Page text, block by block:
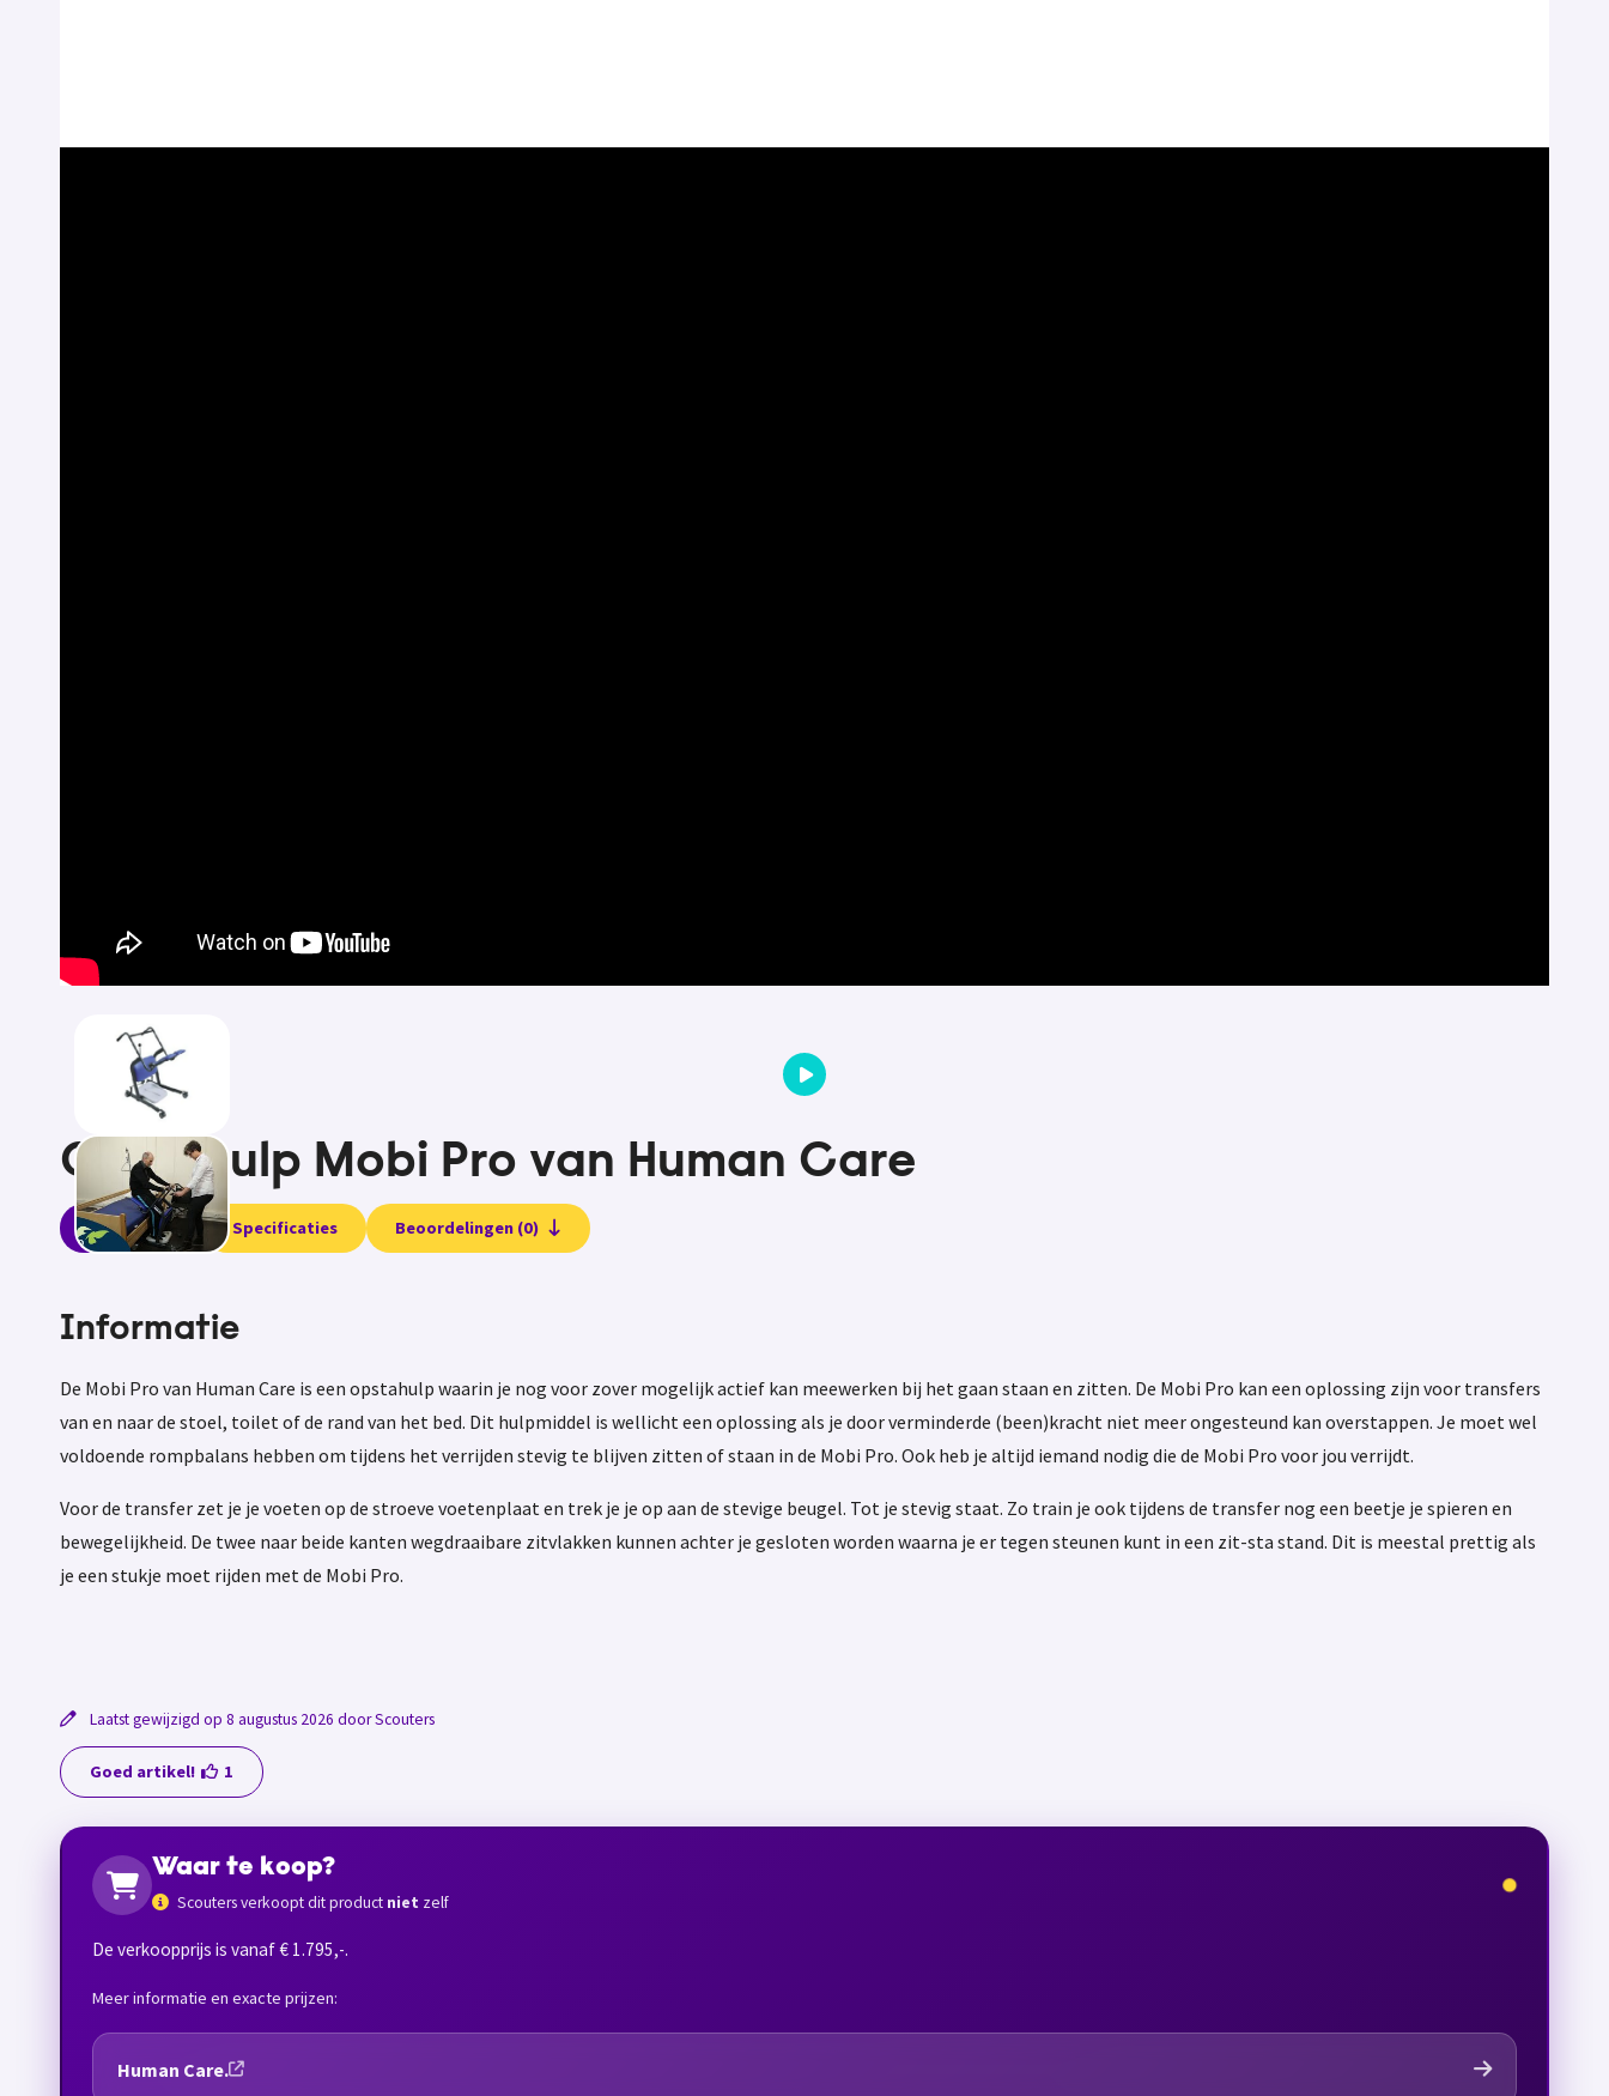
Opstahulp Mobi Pro van Human Care
Informatie Specificaties Beoordelingen (0)
Informatie
De Mobi Pro van Human Care is een opstahulp waarin je nog voor zover mogelijk actief kan meewerken bij het gaan staan en zitten. De Mobi Pro kan een oplossing zijn voor transfers
van en naar de stoel, toilet of de rand van het bed. Dit hulpmiddel is wellicht een oplossing als je door verminderde (been)kracht niet meer ongesteund kan overstappen. Je moet wel
voldoende rompbalans hebben om tijdens het verrijden stevig te blijven zitten of staan in de Mobi Pro. Ook heb je altijd iemand nodig die de Mobi Pro voor jou verrijdt.
Voor de transfer zet je je voeten op de stroeve voetenplaat en trek je je op aan de stevige beugel. Tot je stevig staat. Zo train je ook tijdens de transfer nog een beetje je spieren en
bewegelijkheid. De twee naar beide kanten wegdraaibare zitvlakken kunnen achter je gesloten worden waarna je er tegen steunen kunt in een zit-sta stand. Dit is meestal prettig als
je een stukje moet rijden met de Mobi Pro.
Laatst gewijzigd op 8 augustus 2026 door Scouters
Goed artikel! 1
Waar te koop?
Scouters verkoopt dit product niet zelf
De verkoopprijs is vanaf € 1.795,-.
Meer informatie en exacte prijzen:
Human Care.